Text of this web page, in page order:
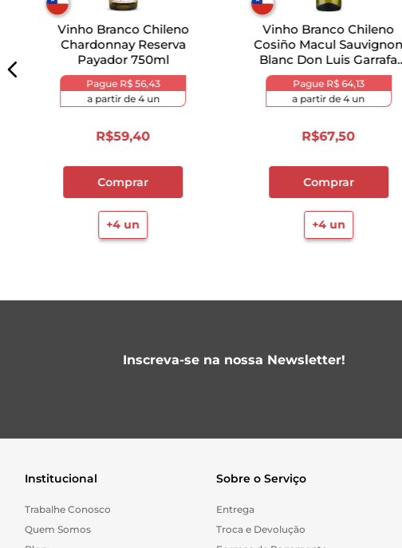
Vinho Branco Chileno
Chardonnay Reserva
Payador 750ml
Pague R$ 56,43
a partir de4un
R$59,40
Comprar
+4un
Vinho Branco Chileno
Cosiño Macul Sauvignon
Blanc Don Luis Garrafa
750ml
Pague R$ 64,13
a partir de4un
R$67,50
Comprar
+4un
Inscreva-se na nossa Newsletter!
Institucional
Trabalhe Conosco
Quem Somos
Sobre o Serviço
Entrega
Troca e Devolução